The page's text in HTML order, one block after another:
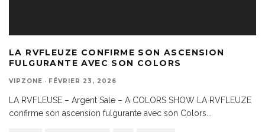
LA RVFLEUZE CONFIRME SON ASCENSION
FULGURANTE AVEC SON COLORS
VIPZONE · FÉVRIER 23, 2026
LA RVFLEUSE – Argent Sale – A COLORS SHOW LA RVFLEUZE
confirme son ascension fulgurante avec son Colors